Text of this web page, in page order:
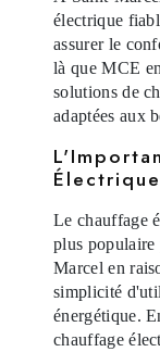
électrique
assurer le
là que MCE
solutions de
adaptées aux
Le chauffage
plus populaire
Marcel en
simplicité
énergétique.
chauffage